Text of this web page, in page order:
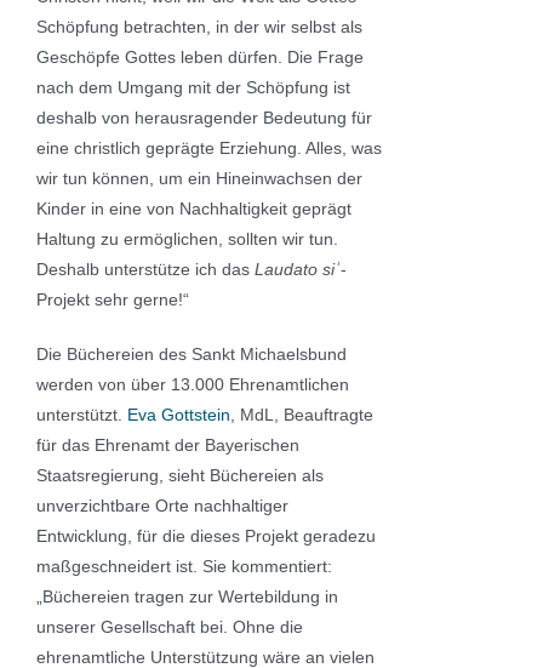
Schöpfung betrachten, in der wir selbst als
Geschöpfe Gottes leben dürfen. Die Frage
nach dem Umgang mit der Schöpfung ist
deshalb von herausragender Bedeutung für
eine christlich geprägte Erziehung. Alles, was
wir tun können, um ein Hineinwachsen der
Kinder in eine von Nachhaltigkeit geprägt
Haltung zu ermöglichen, sollten wir tun.
Deshalb unterstütze ich das Laudato siʾ-
Projekt sehr gerne!“
Die Büchereien des Sankt Michaelsbund
werden von über 13.000 Ehrenamtlichen
unterstützt. Eva Gottstein , MdL, Beauftragte
für das Ehrenamt der Bayerischen
Staatsregierung, sieht Büchereien als
unverzichtbare Orte nachhaltiger
Entwicklung, für die dieses Projekt geradezu
maßgeschneidert ist. Sie kommentiert:
„Büchereien tragen zur Wertebildung in
unserer Gesellschaft bei. Ohne die
ehrenamtliche Unterstützung wäre an vielen